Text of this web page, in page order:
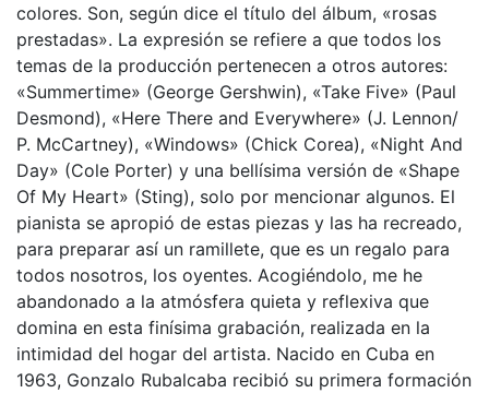
colores. Son, según dice el título del álbum, «rosas
prestadas». La expresión se refiere a que todos los
temas de la producción pertenecen a otros autores:
«Summertime» (George Gershwin), «Take Five» (Paul
Desmond), «Here There and Everywhere» (J. Lennon/
P. McCartney), «Windows» (Chick Corea), «Night And
Day» (Cole Porter) y una bellísima versión de «Shape
Of My Heart» (Sting), solo por mencionar algunos. El
pianista se apropió de estas piezas y las ha recreado,
para preparar así un ramillete, que es un regalo para
todos nosotros, los oyentes. Acogiéndolo, me he
abandonado a la atmósfera quieta y reflexiva que
domina en esta finísima grabación, realizada en la
intimidad del hogar del artista. Nacido en Cuba en
1963, Gonzalo Rubalcaba recibió su primera formación